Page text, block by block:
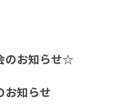
のお知らせ☆
お知らせ